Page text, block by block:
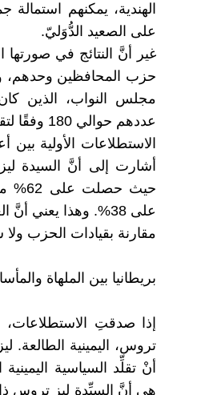
الهندية، يمكنهم
على الصعيد الدُّوَليّ.
غير أنَّ النتائج في
حزب المحافظين وحدهم،
عددهم حوالي 180 وفقًا لتقديرات سنة 2022.
أشارت إلى أنَّ السيدة
حيث
على 38%. وهذا
مقارنة بقيادات الحزب
بريطانيا بين الملهاة
إذا صدقتِ الاستطلاعات،
تروس، اليمينية
أنْ تقلِّد السياسية
هي أنَّ السيِّدة ليز تروس